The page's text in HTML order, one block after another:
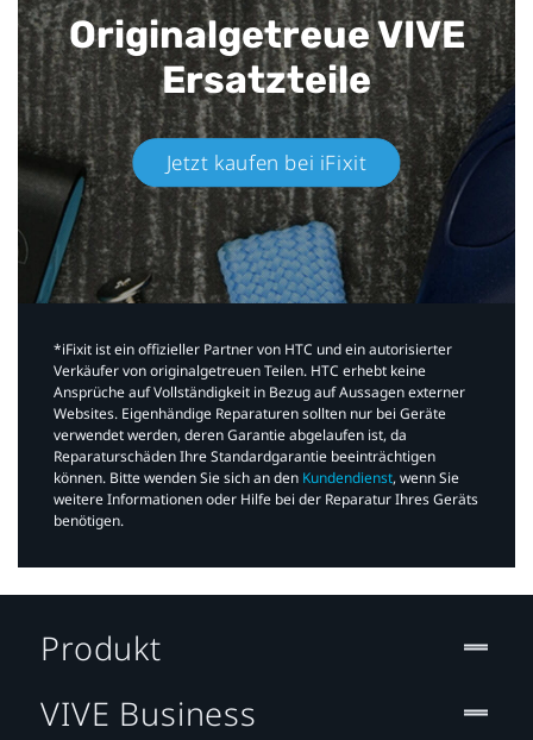
Originalgetreue VIVE
Ersatzteile
Jetzt kaufen bei iFixit​
*iFixit ist ein offizieller Partner von HTC und ein autorisierter
Verkäufer von originalgetreuen Teilen. HTC erhebt keine
Ansprüche auf Vollständigkeit in Bezug auf Aussagen externer
Websites. Eigenhändige Reparaturen sollten nur bei Geräte
verwendet werden, deren Garantie abgelaufen ist, da
Reparaturschäden Ihre Standardgarantie beeinträchtigen
können. Bitte wenden Sie sich an den Kundendienst, wenn Sie
weitere Informationen oder Hilfe bei der Reparatur Ihres Geräts
benötigen.​
Produkt
VIVE Business